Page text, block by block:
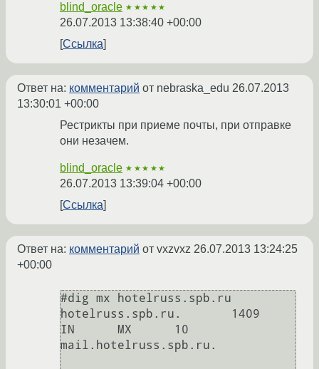
blind_oracle ★★★★★
26.07.2013 13:38:40 +00:00
Ссылка
Ответ на: комментарий от nebraska_edu 26.07.2013
13:30:01 +00:00
Рестрикты при приеме почты, при отправке
они незачем.
blind_oracle ★★★★★
26.07.2013 13:39:04 +00:00
Ссылка
Ответ на: комментарий от vxzvxz 26.07.2013 13:24:25
+00:00
#dig mx hotelruss.spb.ru
hotelruss.spb.ru.	1409
IN	MX	10
mail.hotelruss.spb.ru.